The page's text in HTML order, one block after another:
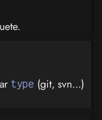
type (git, svn...)